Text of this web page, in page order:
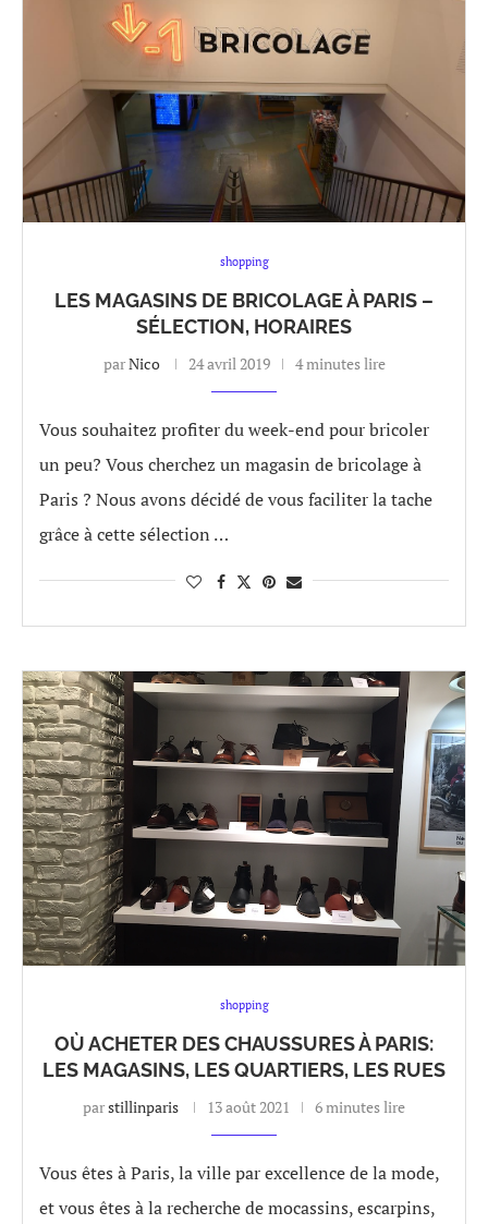
shopping
LES MAGASINS DE BRICOLAGE À PARIS –
SÉLECTION, HORAIRES
parNico 24 avril 2019 4 minutes lire
Vous souhaitez profiter du week-end pour bricoler
un peu? Vous cherchez un magasin de bricolage à
Paris ? Nous avons décidé de vous faciliter la tache
grâce à cette sélection …
shopping
OÙ ACHETER DES CHAUSSURES À PARIS:
LES MAGASINS, LES QUARTIERS, LES RUES
parstillinparis 13 août 2021 6 minutes lire
Vous êtes à Paris, la ville par excellence de la mode,
et vous êtes à la recherche de mocassins, escarpins,